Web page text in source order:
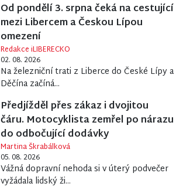
Od pondělí 3. srpna čeká na cestující
mezi Libercem a Českou Lípou
omezení
Redakce iLIBERECKO
02. 08. 2026
Na železniční trati z Liberce do České Lípy a
Děčína začíná...
Předjížděl přes zákaz i dvojitou
čáru. Motocyklista zemřel po nárazu
do odbočující dodávky
Martina Škrabálková
05. 08. 2026
Vážná dopravní nehoda si v úterý podvečer
vyžádala lidský ži...